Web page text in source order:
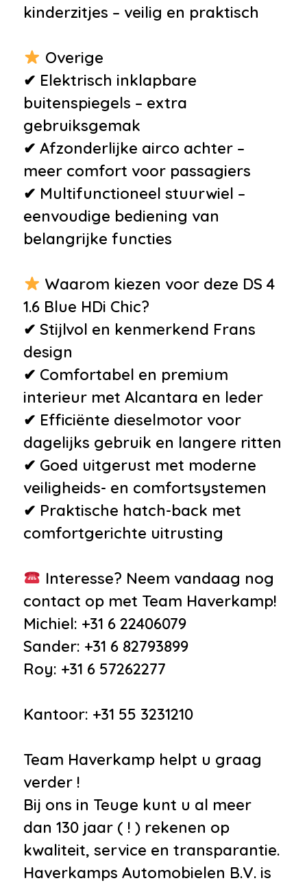
kinderzitjes – veilig en praktisch
Overige
✔ Elektrisch inklapbare
buitenspiegels – extra
gebruiksgemak
✔ Afzonderlijke airco achter –
meer comfort voor passagiers
✔ Multifunctioneel stuurwiel –
eenvoudige bediening van
belangrijke functies
Waarom kiezen voor deze DS 4
1.6 Blue HDi Chic?
✔ Stijlvol en kenmerkend Frans
design
✔ Comfortabel en premium
interieur met Alcantara en leder
✔ Efficiënte dieselmotor voor
dagelijks gebruik en langere ritten
✔ Goed uitgerust met moderne
veiligheids- en comfortsystemen
✔ Praktische hatch-back met
comfortgerichte uitrusting
Interesse? Neem vandaag nog
contact op met Team Haverkamp!
Michiel: +31 6 22406079
Sander: +31 6 82793899
Roy: +31 6 57262277
Kantoor: +31 55 3231210
Team Haverkamp helpt u graag
verder !
Bij ons in Teuge kunt u al meer
dan 130 jaar ( ! ) rekenen op
kwaliteit, service en transparantie.
Haverkamps Automobielen B.V. is